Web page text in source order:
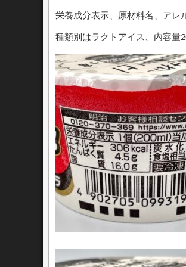
栄養成分表示、原材料名、アレ
種類別はラクトアイス、内容量